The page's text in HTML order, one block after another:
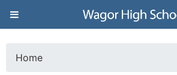
Jump to navigation
葳
格Home